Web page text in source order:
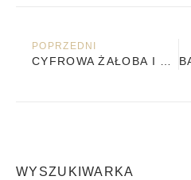
POPRZEDNI
WYSZUKIWARKA